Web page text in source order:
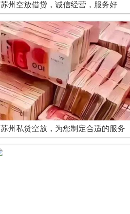
苏州空放借贷，诚信经营，服务好
苏州私贷空放，为您制定合适的服务